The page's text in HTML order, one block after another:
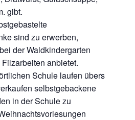
gibt.
sind zu erwerben,
der Waldkindergarten
anbietet.
Schule laufen übers
selbstgebackene
in der Schule zu